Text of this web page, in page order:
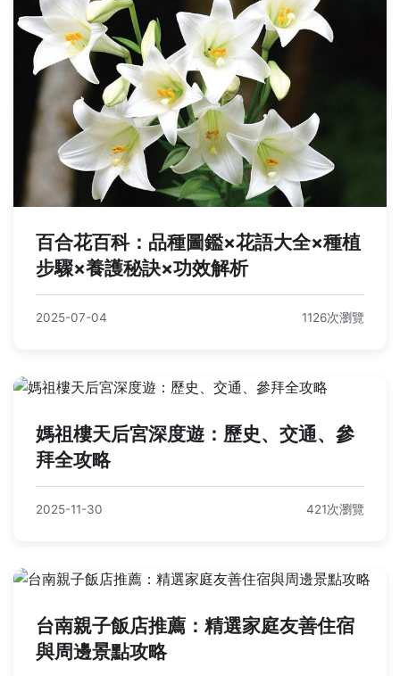
百合花百科：品種圖鑑×花語大全×種植
步驟×養護秘訣×功效解析
2025-07-04 1126次瀏覽
媽祖樓天后宮深度遊：歷史、交通、參
拜全攻略
2025-11-30 421次瀏覽
台南親子飯店推薦：精選家庭友善住宿
與周邊景點攻略